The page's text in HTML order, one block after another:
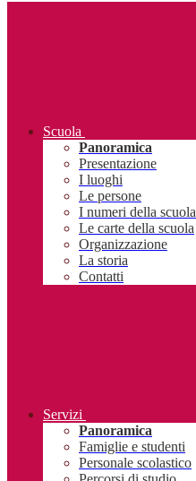
Scuola
Panoramica
Presentazione
I luoghi
Le persone
I numeri della scuola
Le carte della scuola
Organizzazione
La storia
Contatti
Servizi
Panoramica
Famiglie e studenti
Personale scolastico